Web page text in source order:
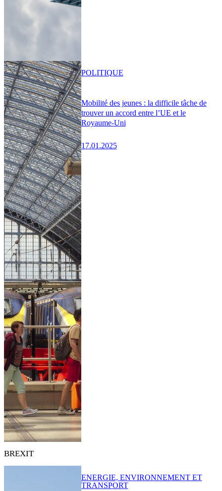
Mobilité des jeunes : la difficile tâche de
trouver un accord entre l’UE et le
Royaume-Uni
17.01.2025
POLITIQUE
BREXIT
ENERGIE, ENVIRONNEMENT ET
TRANSPORT